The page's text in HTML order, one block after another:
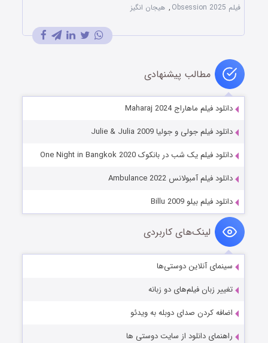
فیلم Obsession 2025
, هیجان انگیز
مطالب پیشنهادی
دانلود فیلم ماهاراج Maharaj 2024
دانلود فیلم جولی و جولیا Julie & Julia 2009
دانلود فیلم یک شب در بانکوک One Night in Bangkok 2020
دانلود فیلم آمبولانس Ambulance 2022
دانلود فیلم بیلو Billu 2009
لینک‌های کاربردی
سینمای آنلاین دوستی‌ها
تغییر زبان فیلم‌های دو زبانه
اضافه کردن صدای دوبله به ویدئو
راهنمای دانلود از سایت دوستی ها